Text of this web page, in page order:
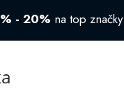
- 20% na top značky